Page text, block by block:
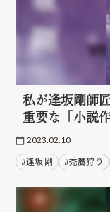
私が逢坂剛師
重要な「小説
2023.02.10
#逢坂 剛 #禿鷹狩り